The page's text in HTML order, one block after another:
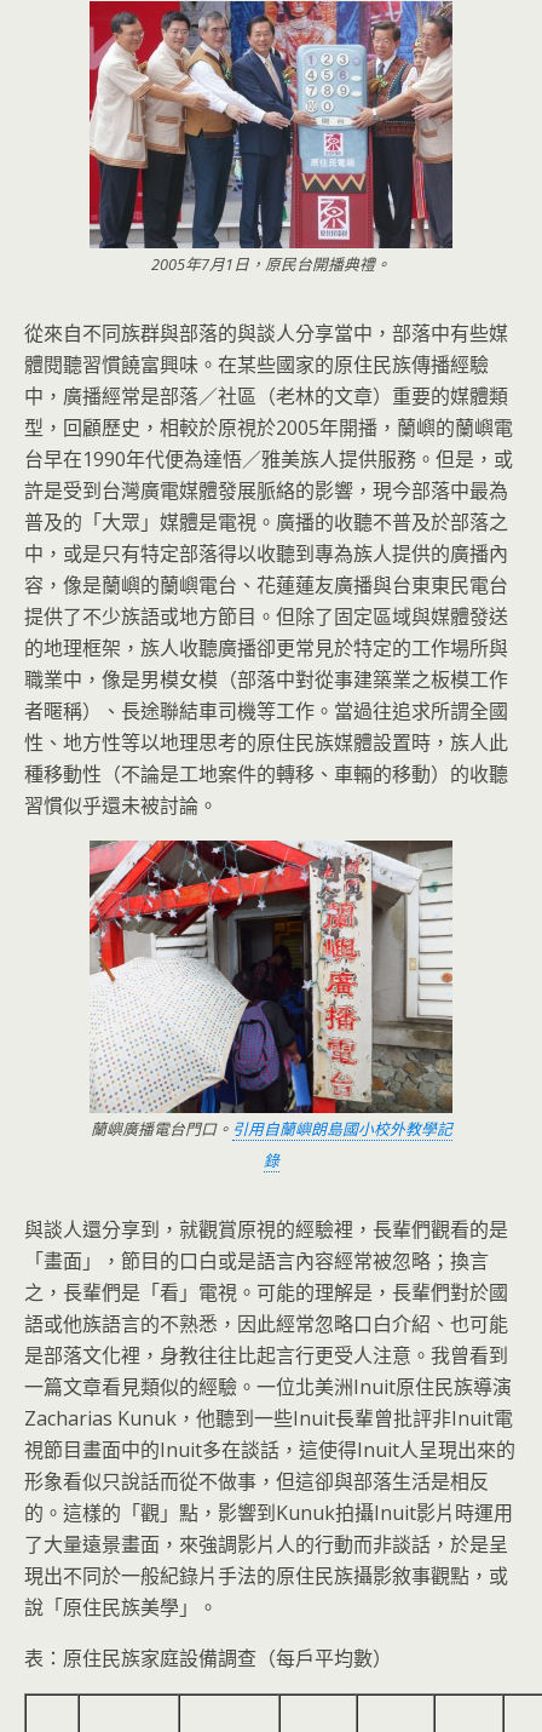
2005年7月1日，原民台開播典禮。
從來自不同族群與部落的與談人分享當中，部落中有些媒
體閱聽習慣饒富興味。在某些國家的原住民族傳播經驗
中，廣播經常是部落／社區（老林的文章）重要的媒體類
型，回顧歷史，相較於原視於2005年開播，蘭嶼的蘭嶼電
台早在1990年代便為達悟／雅美族人提供服務。但是，或
許是受到台灣廣電媒體發展脈絡的影響，現今部落中最為
普及的「大眾」媒體是電視。廣播的收聽不普及於部落之
中，或是只有特定部落得以收聽到專為族人提供的廣播內
容，像是蘭嶼的蘭嶼電台、花蓮蓮友廣播與台東東民電台
提供了不少族語或地方節目。但除了固定區域與媒體發送
的地理框架，族人收聽廣播卻更常見於特定的工作場所與
職業中，像是男模女模（部落中對從事建築業之板模工作
者暱稱）、長途聯結車司機等工作。當過往追求所謂全國
性、地方性等以地理思考的原住民族媒體設置時，族人此
種移動性（不論是工地案件的轉移、車輛的移動）的收聽
習慣似乎還未被討論。
蘭嶼廣播電台門口。 引用自蘭嶼朗島國小校外教學記
錄
與談人還分享到，就觀賞原視的經驗裡，長輩們觀看的是
「畫面」，節目的口白或是語言內容經常被忽略；換言
之，長輩們是「看」電視。可能的理解是，長輩們對於國
語或他族語言的不熟悉，因此經常忽略口白介紹、也可能
是部落文化裡，身教往往比起言行更受人注意。我曾看到
一篇文章看見類似的經驗。一位北美洲Inuit原住民族導演
Zacharias Kunuk，他聽到一些Inuit長輩曾批評非Inuit電
視節目畫面中的Inuit多在談話，這使得Inuit人呈現出來的
形象看似只說話而從不做事，但這卻與部落生活是相反
的。這樣的「觀」點，影響到Kunuk拍攝Inuit影片時運用
了大量遠景畫面，來強調影片人的行動而非談話，於是呈
現出不同於一般紀錄片手法的原住民族攝影敘事觀點，或
說「原住民族美學」。
表：原住民族家庭設備調查（每戶平均數）